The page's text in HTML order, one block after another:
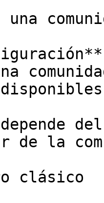
de la
clásico